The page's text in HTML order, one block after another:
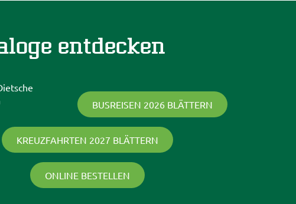
entdecken
BUSREISEN 2026 BLÄTTERN
KREUZFAHRTEN 2027 BLÄTTERN
ONLINE BESTELLEN